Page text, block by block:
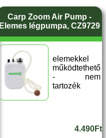
Carp Zoom Air Pump -
Elemes légpumpa, CZ9729
elemekkel
működtethető
- nem
tartozék
4.490Ft